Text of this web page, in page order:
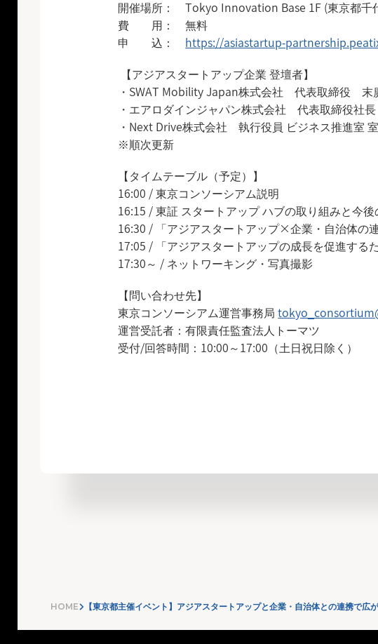
開催場所： Tokyo Innovation Base 1F (東京都千
費 用： 無料
申 込： https://asiastartup-
【アジアスタートアップ企業 登壇者】
・SWAT Mobility Japan株式会社 代表取締役 末
・エアロダインジャパン株式会社 代表取締役社
・Next Drive株式会社 執行役員 ビジネス推進室
※順次更新
【タイムテーブル（予定）】
16:00 / 東京コンソーシアム説明
16:15 / 東証 スタートアップ ハブの取り組みと今後
16:30 / 「アジアスタートアップ×企業・自治体の
17:05 / 「アジアスタートアップの成長を促進する
17:30～ / ネットワーキング・写真撮影
【問い合わせ先】
東京コンソーシアム運営事務局
運営受託者：有限責任監査法人トーマツ
受付/回答時間：10:00～17:00（土日祝日除く）
HOME 【東京都主催イベント】アジアスタートアップと企業・自治体との連携で広